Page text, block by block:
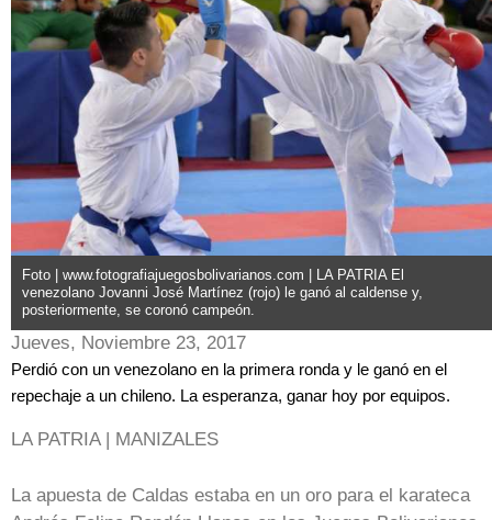
Foto | www.fotografiajuegosbolivarianos.com | LA PATRIA El
venezolano Jovanni José Martínez (rojo) le ganó al caldense y,
posteriormente, se coronó campeón.
Jueves, Noviembre 23, 2017
Perdió con un venezolano en la primera ronda y le ganó en el
repechaje a un chileno. La esperanza, ganar hoy por equipos.
LA PATRIA | MANIZALES
La apuesta de Caldas estaba en un oro para el karateca